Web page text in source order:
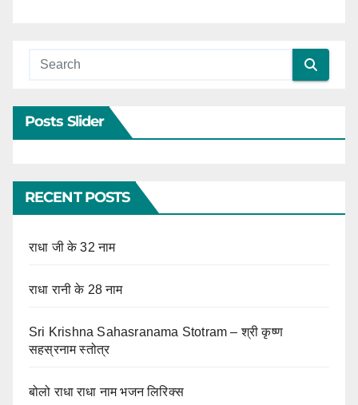
Posts Slider
RECENT POSTS
राधा जी के 32 नाम
राधा रानी के 28 नाम
Sri Krishna Sahasranama Stotram – श्री कृष्ण
सहस्रनाम स्तोत्र
बोलो राधा राधा नाम भजन लिरिक्स